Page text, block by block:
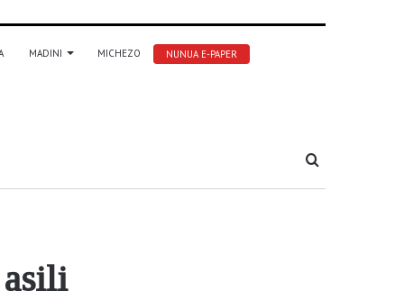
MADINI MICHEZO NUNUA E-PAPER
Tafuta